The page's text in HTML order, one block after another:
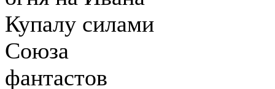
Купалу силами
Союза
фантастов